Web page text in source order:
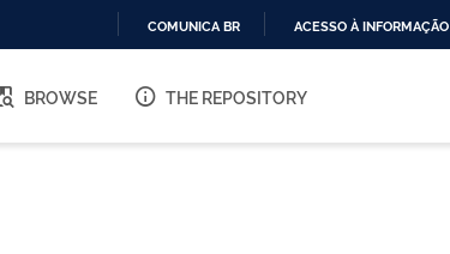
O
COMUNICA BR ACESSO À INFORMAÇÃO
BROWSE THE REPOSITORY